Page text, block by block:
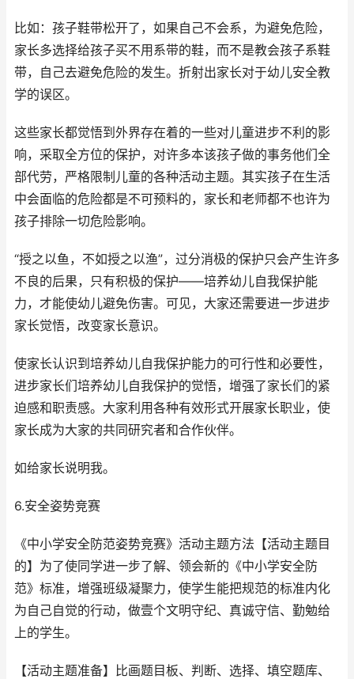
比如：孩子鞋带松开了，如果自己不会系，为避免危险，
家长多选择给孩子买不用系带的鞋，而不是教会孩子系鞋
带，自己去避免危险的发生。折射出家长对于幼儿安全教
学的误区。
这些家长都觉悟到外界存在着的一些对儿童进步不利的影
响，采取全方位的保护，对许多本该孩子做的事务他们全
部代劳，严格限制儿童的各种活动主题。其实孩子在生活
中会面临的危险都是不可预料的，家长和老师都不也许为
孩子排除一切危险影响。
“授之以鱼，不如授之以渔”，过分消极的保护只会产生许多
不良的后果，只有积极的保护——培养幼儿自我保护能
力，才能使幼儿避免伤害。可见，大家还需要进一步进步
家长觉悟，改变家长意识。
使家长认识到培养幼儿自我保护能力的可行性和必要性，
进步家长们培养幼儿自我保护的觉悟，增强了家长们的紧
迫感和职责感。大家利用各种有效形式开展家长职业，使
家长成为大家的共同研究者和合作伙伴。
如给家长说明我。
6.安全姿势竞赛
《中小学安全防范姿势竞赛》活动主题方法【活动主题目
的】为了使同学进一步了解、领会新的《中小学安全防
范》标准，增强班级凝聚力，使学生能把规范的标准内化
为自己自觉的行动，做壹个文明守纪、真诚守信、勤勉给
上的学生。
【活动主题准备】比画题目板、判断、选择、填空题库、